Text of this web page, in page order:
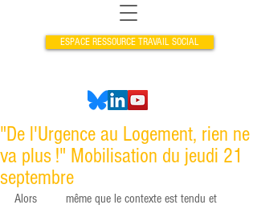
ESPACE RESSOURCE TRAVAIL SOCIAL
"De l'Urgence au Logement, rien ne
va plus !" Mobilisation du jeudi 21
septembre
Alors         même que le contexte est tendu et